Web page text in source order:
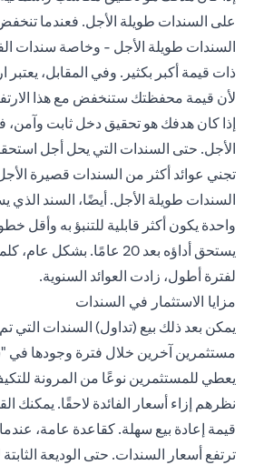
على السندات طويلة الأجل. فعندما
السندات طويلة الأجل - وخاصة سندات
ذات قيمة أكبر بكثير. وفي المقابل، يعتبر
لأن قيمة محفظتك ستنخفض مع هذا
إذا كان هدفك هو تحقيق دخل ثابت وآمن،
تجني عوائد أكثر من السندات قصيرة
السندات طويلة الأجل. أيضًا، السند الذي
واحدة يكون أكثر قابلية للتنبؤ به وأقل
يستحق أداؤه بعد 20 عامًا.
لفترة أطول، زادت العوائد السنوية.
مزايا الاستثمار في السندات
يمكن بعد ذلك بيع (تداول) السندات التي
مستثمرين آخرين خلال فترة وجودها في
يعطي للمستثمرين نوعًا من المرونة
نظرهم إزاء أسعار الفائدة لاحقًا. يمكنك
قيمة إعادة بيع سهلة. كقاعدة عامة،
ترتفع أسعار السندات. حتى الوديعة